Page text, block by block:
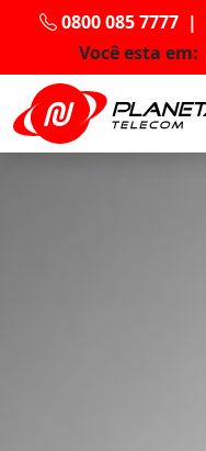
0800 085 7777 |
Você esta em: